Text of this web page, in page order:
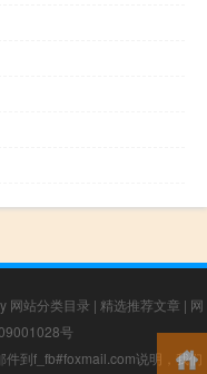
网站分类目录 | 精选推荐文章 | 网
号
到f_fb#foxmail.com说明，我们